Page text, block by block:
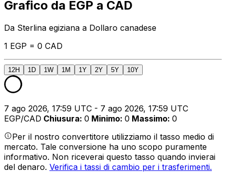
Grafico da EGP a CAD
Da Sterlina egiziana a Dollaro canadese
1 EGP = 0 CAD
12H 1D 1W 1M 1Y 2Y 5Y 10Y
7 ago 2026, 17:59 UTC - 7 ago 2026, 17:59 UTC
EGP/CAD Chiusura: 0 Minimo: 0 Massimo: 0
Per il nostro convertitore utilizziamo il tasso medio di
mercato. Tale conversione ha uno scopo puramente
informativo. Non riceverai questo tasso quando invierai
del denaro. Verifica i tassi di cambio per i trasferimenti.